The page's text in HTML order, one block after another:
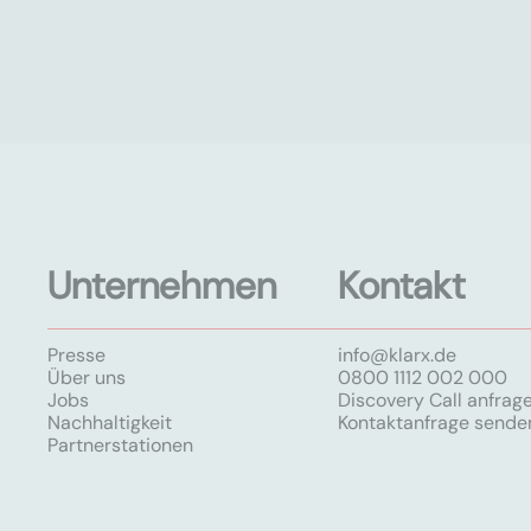
Unternehmen
Presse
Über uns
Jobs
Nachhaltigkeit
Partnerstationen
Kontakt
info@klarx.de
0800 1112 002 000
Discovery Call
Kontaktanfrage